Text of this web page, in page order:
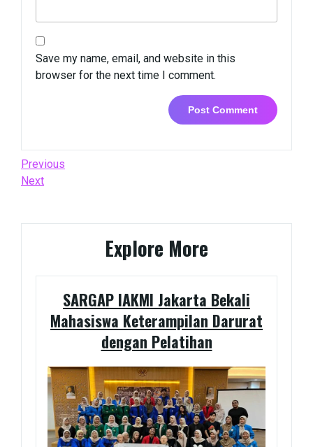
Save my name, email, and website in this
browser for the next time I comment.
Post
navigation
Previous
Post
Previous
Next
Next
Explore More
SARGAP IAKMI Jakarta Bekali
Mahasiswa Keterampilan Darurat
dengan Pelatihan